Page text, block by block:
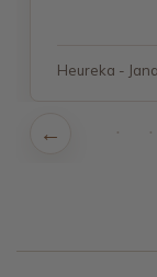
Heureka - Jana